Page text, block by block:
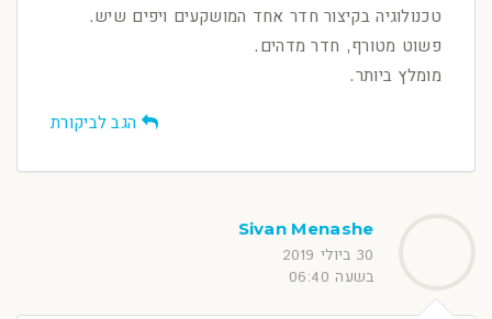
טכנולוגיה בקיצור חדר אחד המושקעים ויפים שיש.
פשוט מטורף, חדר מדהים.
מומלץ ביותר.
הגב לביקורת
Sivan Menashe
30 ביולי 2019
בשעה 06:40